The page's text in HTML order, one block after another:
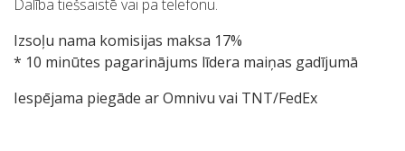
Dalība tiešsaistē vai pa telefonu.
Izsoļu nama komisijas maksa 17%
* 10 minūtes pagarinājums līdera maiņas gadījumā
Iespējama piegāde ar Omnivu vai TNT/FedEx